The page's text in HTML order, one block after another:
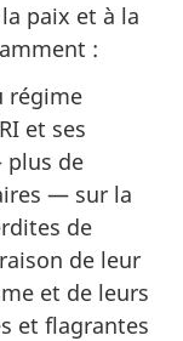
paix et à la
:
régime
et ses
de
— sur la
de
de leur
et de leurs
et flagrantes